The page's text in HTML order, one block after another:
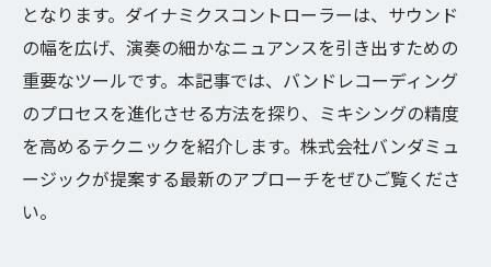
となります。ダイナミクスコントローラーは、サウンド
の幅を広げ、演奏の細かなニュアンスを引き出すための
重要なツールです。本記事では、バンドレコーディング
のプロセスを進化させる方法を探り、ミキシングの精度
を高めるテクニックを紹介します。株式会社バンダミュ
ージックが提案する最新のアプローチをぜひご覧くださ
い。